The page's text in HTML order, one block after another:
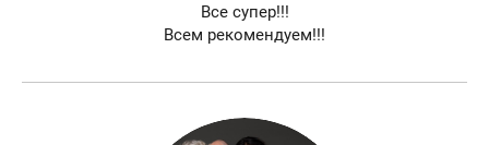
Все супер!!!
Всем рекомендуем!!!